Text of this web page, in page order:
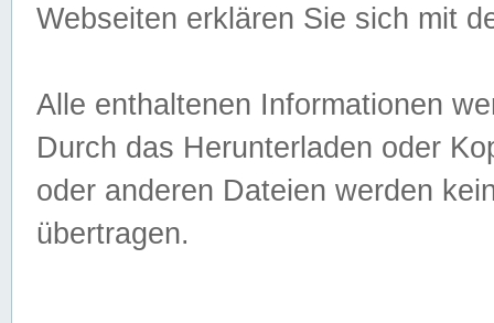
Webseiten erklären Sie sich mit
Alle enthaltenen Informationen
Durch das Herunterladen oder
oder anderen Dateien werden
übertragen.